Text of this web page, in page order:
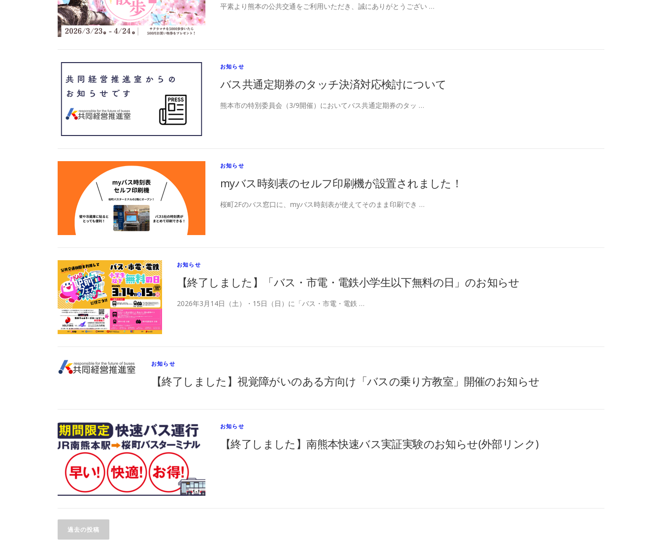
平素より熊本の公共交通をご利用いただき、誠にありがとうござい …
お知らせ
バス共通定期券のタッチ決済対応検討について
熊本市の特別委員会（3/9開催）においてバス共通定期券のタッ …
お知らせ
myバス時刻表のセルフ印刷機が設置されました！
桜町2Fのバス窓口に、myバス時刻表が使えてそのまま印刷でき …
お知らせ
【終了しました】「バス・市電・電鉄小学生以下無料の日」のお知らせ
2026年3月14日（土）・15日（日）に「バス・市電・電鉄 …
お知らせ
【終了しました】視覚障がいのある方向け「バスの乗り方教室」開催のお知らせ
お知らせ
【終了しました】南熊本快速バス実証実験のお知らせ(外部リンク)
投
稿過去の投稿